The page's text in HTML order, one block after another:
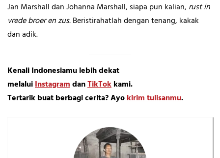
Jan Marshall dan Johanna Marshall, siapa pun kalian, rust in
vrede broer en zus.Beristirahatlah dengan tenang, kakak
dan adik.
Kenali Indonesiamu lebih dekat
melaluiInstagramdanTikTokkami.
Tertarik buat berbagi cerita? Ayokirim tulisanmu.